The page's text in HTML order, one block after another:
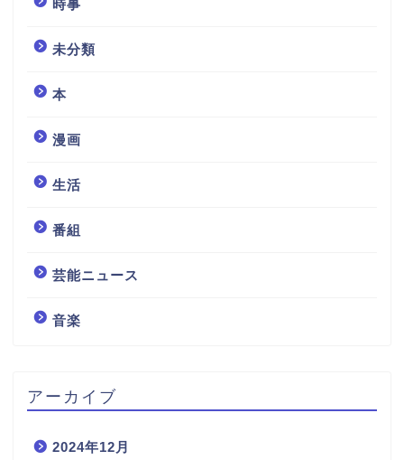
時事
未分類
本
漫画
生活
番組
芸能ニュース
音楽
アーカイブ
2024年12月